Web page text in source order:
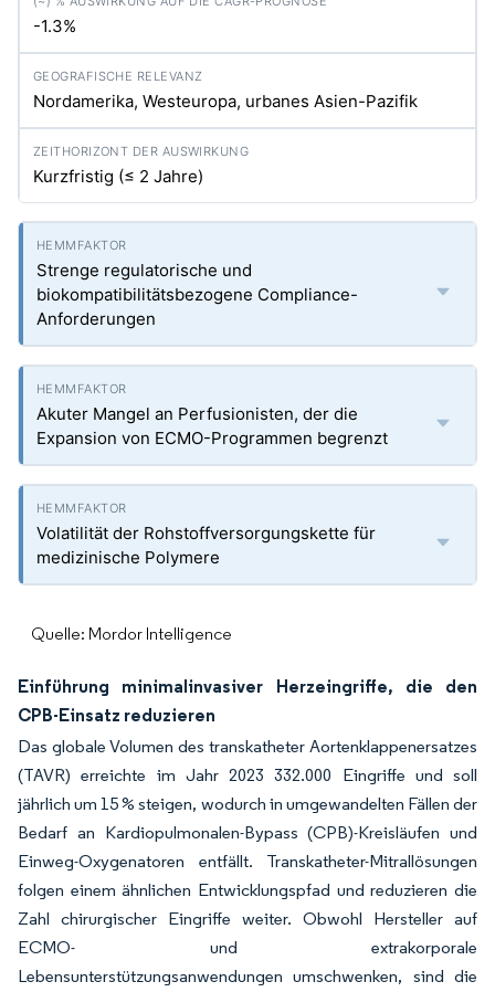
-1.3%
Nordamerika, Westeuropa, urbanes Asien-Pazifik
Kurzfristig (≤ 2 Jahre)
Strenge regulatorische und
biokompatibilitätsbezogene Compliance-
Anforderungen
Akuter Mangel an Perfusionisten, der die
Expansion von ECMO-Programmen begrenzt
Volatilität der Rohstoffversorgungskette für
medizinische Polymere
Quelle: Mordor Intelligence
Einführung minimalinvasiver Herzeingriffe, die den
CPB-Einsatz reduzieren
Das globale Volumen des transkatheter Aortenklappenersatzes
(TAVR) erreichte im Jahr 2023 332.000 Eingriffe und soll
jährlich um 15 % steigen, wodurch in umgewandelten Fällen der
Bedarf an Kardiopulmonalen-Bypass (CPB)-Kreisläufen und
Einweg-Oxygenatoren entfällt. Transkatheter-Mitrallösungen
folgen einem ähnlichen Entwicklungspfad und reduzieren die
Zahl chirurgischer Eingriffe weiter. Obwohl Hersteller auf
ECMO- und extrakorporale
Lebensunterstützungsanwendungen umschwenken, sind die